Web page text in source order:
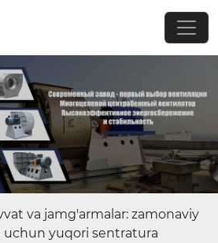
va jamg'armalar: zamonaviy
uchun yuqori sentratura